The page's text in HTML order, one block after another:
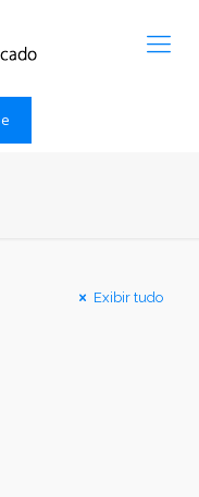
Exibir tudo